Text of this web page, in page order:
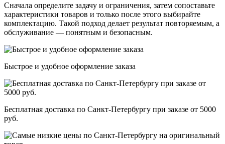
Сначала определите задачу и ограничения, затем сопоставьте
характеристики товаров и только после этого выбирайте
комплектацию. Такой подход делает результат повторяемым, а
обслуживание — понятным и безопасным.
Быстрое и удобное оформление заказа
Бесплатная доставка по Санкт-Петербургу при заказе от 5000
руб.